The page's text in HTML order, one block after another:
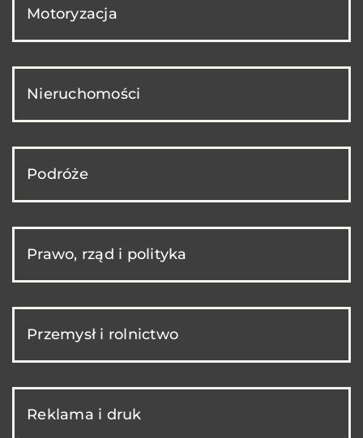
Motoryzacja
Nieruchomości
Podróże
Prawo, rząd i polityka
Przemysł i rolnictwo
Reklama i druk